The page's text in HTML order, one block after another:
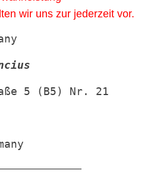
wir uns zur jederzeit vor.
5 (B5) Nr. 21